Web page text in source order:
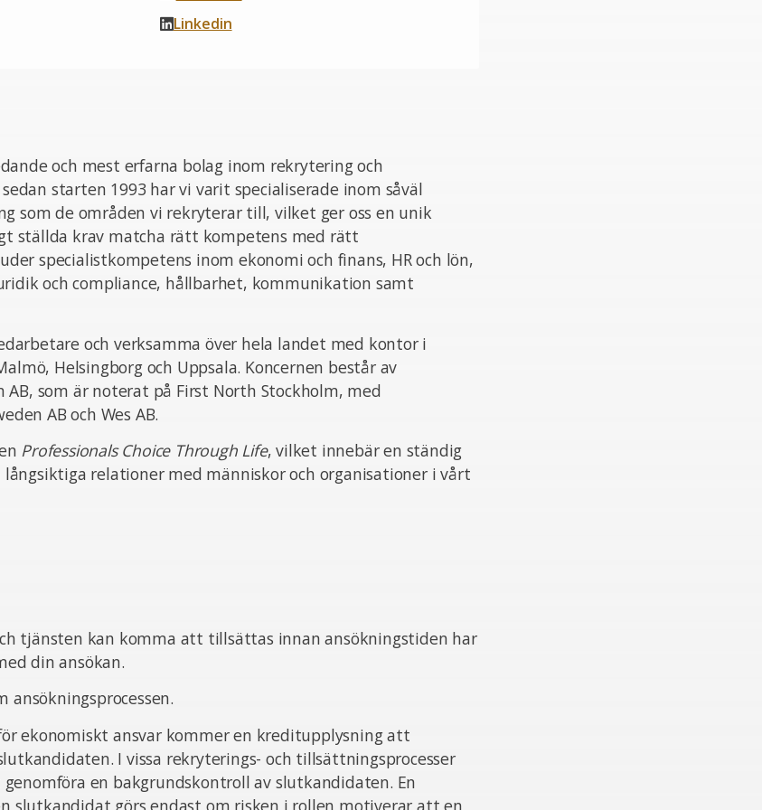
Linkedin
och mest erfarna bolag inom rekrytering och
starten 1993 har vi varit specialiserade inom såväl
som de områden vi rekryterar till, vilket ger oss en unik
ställda krav matcha rätt kompetens med rätt
specialistkompetens inom ekonomi och finans, HR och lön,
och compliance, hållbarhet, kommunikation samt
och verksamma över hela landet med kontor i
Helsingborg och Uppsala. Koncernen består av
AB, som är noterat på First North Stockholm, med
AB och Wes AB.
Professionals Choice Through Life, vilket innebär en ständig
relationer med människor och organisationer i vårt
tjänsten kan komma att tillsättas innan ansökningstiden har
din ansökan.
ansökningsprocessen.
ekonomiskt ansvar kommer en kreditupplysning att
I vissa rekryterings- och tillsättningsprocesser
en bakgrundskontroll av slutkandidaten. En
slutkandidat görs endast om risken i rollen motiverar att en